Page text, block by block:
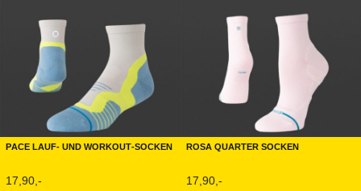
Pace Lauf- und Workout-Socken
17,90,-
Rosa Quarter Socken
17,90,-